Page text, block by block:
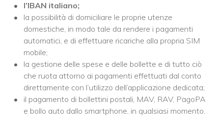
l’IBAN italiano;
la possibilità di domiciliare le proprie utenze
domestiche, in modo tale da rendere i pagamenti
automatici, e di effettuare ricariche alla propria SIM
mobile;
la gestione delle spese e delle bollette e di tutto ciò
che ruota attorno ai pagamenti effettuati dal conto
direttamente con l’utilizzo dell’applicazione dedicata;
il pagamento di bollettini postali, MAV, RAV, PagoPA
e bollo auto dallo smartphone, in qualsiasi momento.